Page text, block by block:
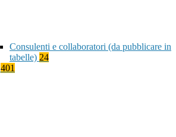
Consulenti e collaboratori (da pubblicare in
tabelle) 24
401